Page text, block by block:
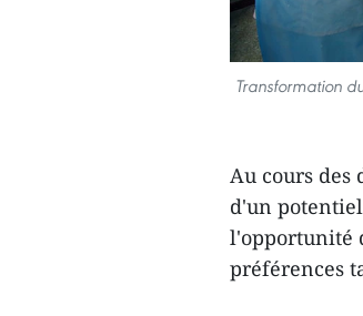
Transformation
Au cours des
d'un
l'opportunité
préférences